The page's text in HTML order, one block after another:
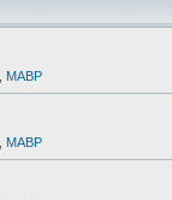
MABP
MABP